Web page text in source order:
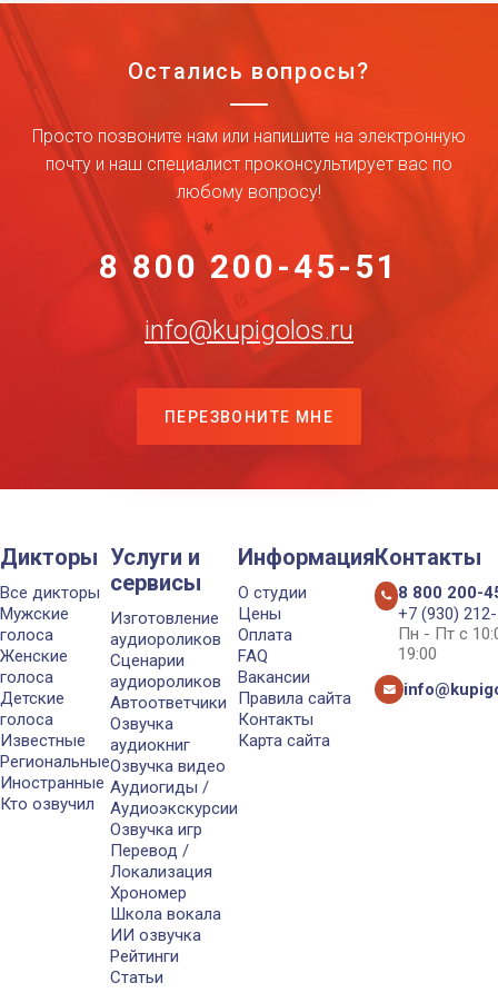
Остались вопросы?
Просто позвоните нам или напишите на электронную
почту и наш специалист проконсультирует вас по
любому вопросу!
8 800 200-45-51
info@kupigolos.ru
ПЕРЕЗВОНИТЕ МНЕ
Дикторы
Все дикторы
Мужские
голоса
Женские
голоса
Детские
голоса
Известные
Региональные
Иностранные
Кто озвучил
Услуги и
сервисы
Изготовление
аудиороликов
Сценарии
аудиороликов
Автоответчики
Озвучка
аудиокниг
Озвучка видео
Аудиогиды /
Аудиоэкскурсии
Озвучка игр
Перевод /
Локализация
Хрономер
Школа вокала
ИИ озвучка
Рейтинги
Статьи
Информация
О студии
Цены
Оплата
FAQ
Вакансии
Правила сайта
Контакты
Карта сайта
Контакты
8 800 200-
+7 (930)
Пн - Пт с
19:00